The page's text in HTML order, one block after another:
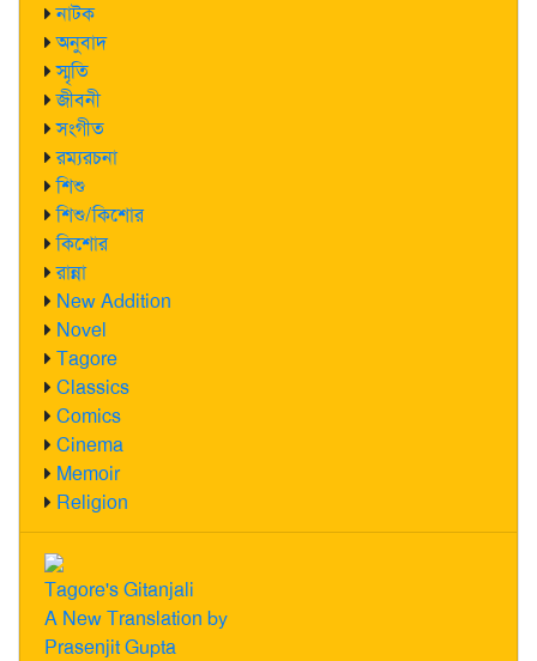
নাটক
অনুবাদ
স্মৃতি
জীবনী
সংগীত
রম্যরচনা
শিশু
শিশু/কিশোর
কিশোর
রান্না
New Addition
Novel
Tagore
Classics
Comics
Cinema
Memoir
Religion
Tagore's Gitanjali
A New Translation by
Prasenjit Gupta